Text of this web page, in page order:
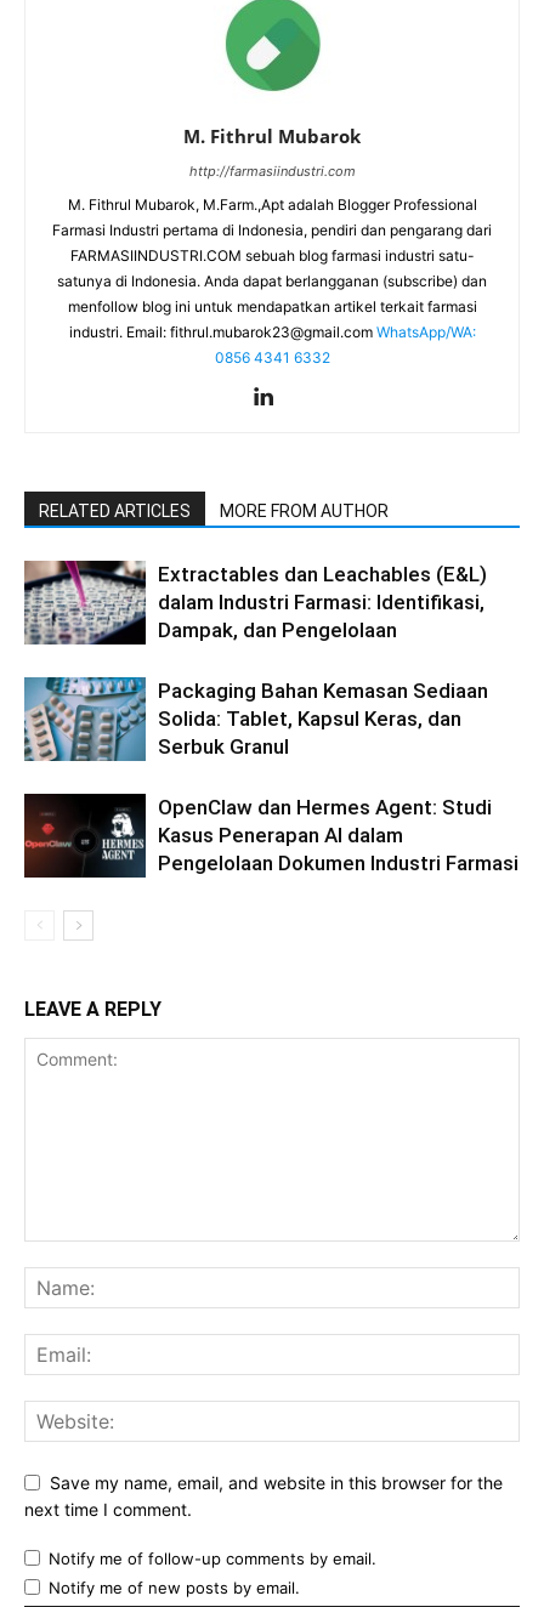
M. Fithrul Mubarok
http://farmasiindustri.com
M. Fithrul Mubarok, M.Farm.,Apt adalah Blogger Professional
Farmasi Industri pertama di Indonesia, pendiri dan pengarang dari
FARMASIINDUSTRI.COM sebuah blog farmasi industri satu-
satunya di Indonesia. Anda dapat berlangganan (subscribe) dan
menfollow blog ini untuk mendapatkan artikel terkait farmasi
industri. Email: fithrul.mubarok23@gmail.com WhatsApp/WA:
0856 4341 6332
RELATED ARTICLES MORE FROM AUTHOR
Extractables dan Leachables (E&L)
dalam Industri Farmasi: Identifikasi,
Dampak, dan Pengelolaan
Packaging Bahan Kemasan Sediaan
Solida: Tablet, Kapsul Keras, dan
Serbuk Granul
OpenClaw dan Hermes Agent: Studi
Kasus Penerapan AI dalam
Pengelolaan Dokumen Industri Farmasi
LEAVE A REPLY
Save my name, email, and website in this browser for the
next time I comment.
Notify me of follow-up comments by email.
Notify me of new posts by email.